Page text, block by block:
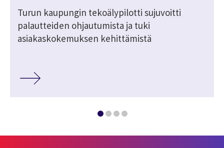
Turun kaupungin tekoälypilotti sujuvoitti
palautteiden ohjautumista ja tuki
asiakaskokemuksen kehittämistä